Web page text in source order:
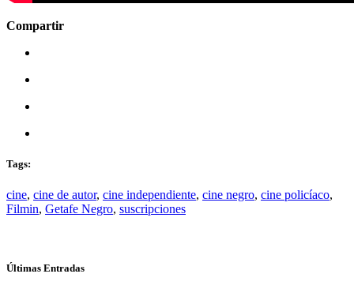
Compartir
Tags:
cine, cine de autor, cine independiente, cine negro, cine policíaco,
Filmin, Getafe Negro, suscripciones
Últimas Entradas